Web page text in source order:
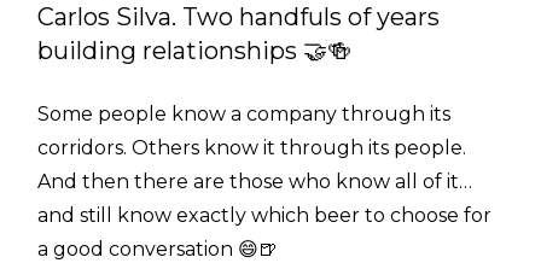
Carlos Silva. Two handfuls of years
building relationships 🤝🍻
Some people know a company through its
corridors. Others know it through its people.
And then there are those who know all of it…
and still know exactly which beer to choose for
a good conversation 😄🍺